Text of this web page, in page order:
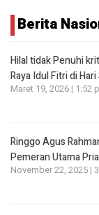
Berita
Hilal tidak Penuhi
Raya Idul Fitri di
Maret 19, 2026 | 1:52
Ringgo Agus
Pemeran Utama
November 22, 2025 |